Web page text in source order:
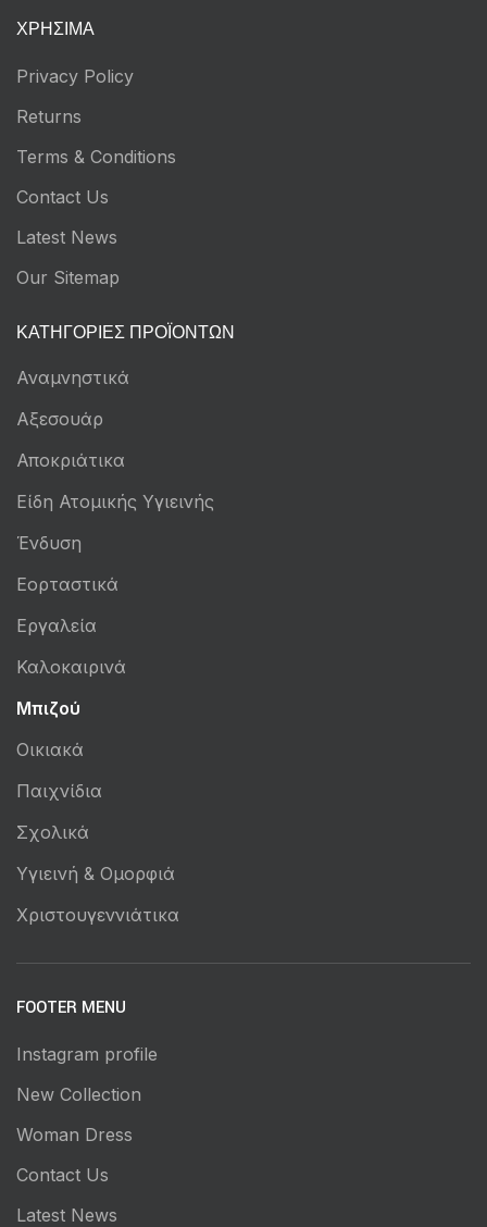
ΧΡΉΣΙΜΑ
Privacy Policy
Returns
Terms & Conditions
Contact Us
Latest News
Our Sitemap
ΚΑΤΗΓΟΡΊΕΣ ΠΡΟΪΌΝΤΩΝ
Αναμνηστικά
Αξεσουάρ
Αποκριάτικα
Είδη Ατομικής Υγιεινής
Ένδυση
Εορταστικά
Εργαλεία
Καλοκαιρινά
Μπιζού
Οικιακά
Παιχνίδια
Σχολικά
Υγιεινή & Ομορφιά
Χριστουγεννιάτικα
FOOTER MENU
Instagram profile
New Collection
Woman Dress
Contact Us
Latest News